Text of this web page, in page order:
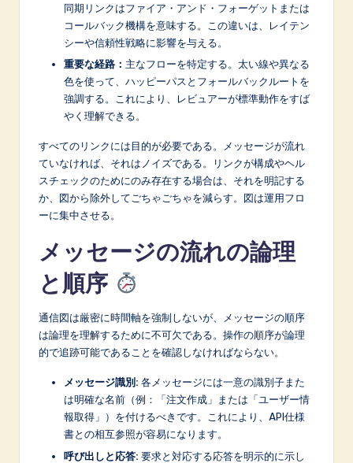
同期リンクはファイア・アンド・フォーゲットまたは
コールバック機構を意味する。この違いは、レイテン
シーや信頼性戦略に影響を与える。
重要な経路： 主なフローを特定する。太い線や異なる
色を使って、ハッピーパスとフォールバックルートを
強調する。これにより、レビュアーが標準動作をすば
やく理解できる。
すべてのリンクには目的が必要である。メッセージが流れ
ていなければ、それはノイズである。リンクが構成やヘル
スチェックのためにのみ存在する場合は、それを明記する
か、図から除外してごちゃごちゃを減らす。図は運用フロ
ーに集中させる。
メッセージの流れの論理
と順序
通信図は厳密に時間軸を強制しないが、メッセージの順序
は論理を理解するために不可欠である。操作の順序が論理
的で追跡可能であることを確認しなければならない。
メッセージ識別: 各メッセージには一意の識別子また
は明確な名前（例：「注文作成」または「ユーザー情
報取得」）を付けるべきです。これにより、API仕様
書との相互参照が容易になります。
呼び出しと応答: 要求と対応する応答を明示的に示し